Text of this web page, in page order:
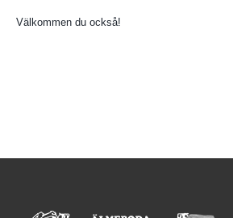
Välkommen du också!